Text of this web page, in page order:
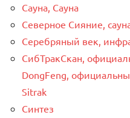
Сауна, Сауна
Северное Сияние,
Серебряный век,
СибТракСкан,
DongFeng,
Sitrak
Синтез